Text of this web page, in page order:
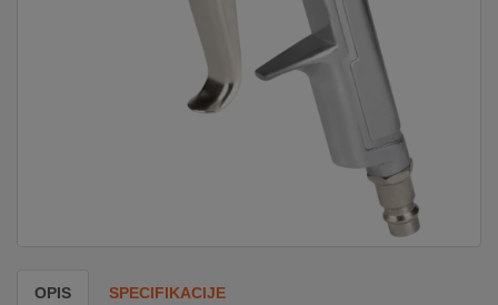
KLIMATIZACIJA
OPIS SPECIFIKACIJE